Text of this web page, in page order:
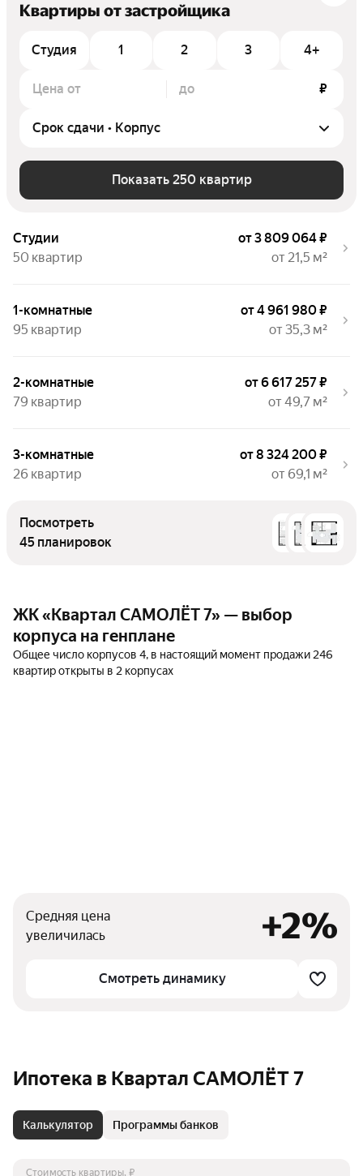
Квартиры от застройщика
Студия 1 2 3 4+
Цена от до ₽
Показать 250 квартир
Студии
от 3 809 064 ₽
50 квартир
от 21,5 м²
1-комнатные
от 4 961 980 ₽
95 квартир
от 35,3 м²
2-комнатные
от 6 617 257 ₽
79 квартир
от 49,7 м²
3-комнатные
от 8 324 200 ₽
26 квартир
от 69,1 м²
Посмотреть
45 планировок
ЖК «Квартал САМОЛЁТ 7» — выбор
корпуса на генплане
Общее число корпусов 4, в настоящий момент продажи 246
квартир открыты в 2 корпусах
Средняя цена
увеличилась
+2%
Смотреть динамику
Ипотека в Квартал САМОЛЁТ 7
Калькулятор Программы банков
Стоимость квартиры, ₽